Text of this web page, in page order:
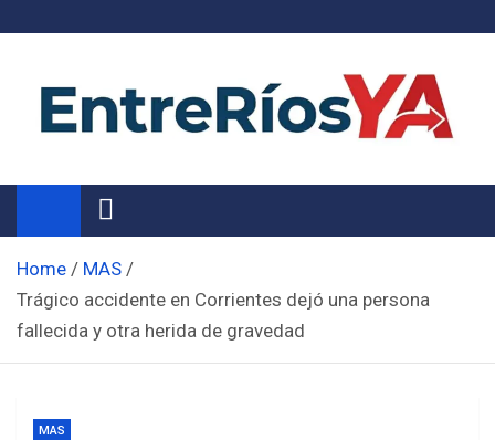
Noticias de Entre Ríos
Información de toda la provincia ahora
Home
MAS
Trágico accidente en Corrientes dejó una persona
fallecida y otra herida de gravedad
MAS